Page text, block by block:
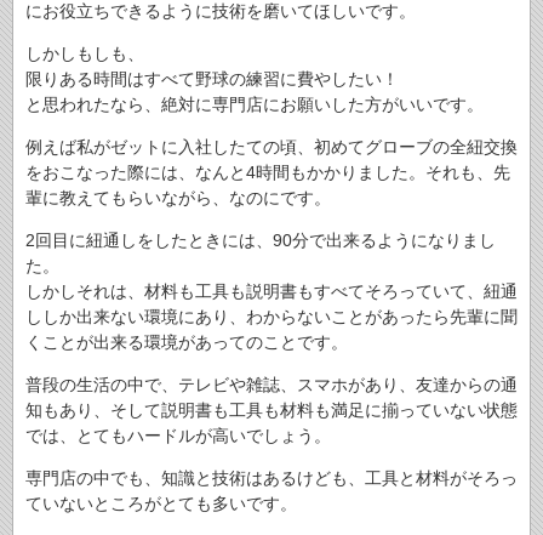
にお役立ちできるように技術を磨いてほしいです。
しかしもしも、
限りある時間はすべて野球の練習に費やしたい！
と思われたなら、絶対に専門店にお願いした方がいいです。
例えば私がゼットに入社したての頃、初めてグローブの全紐交換
をおこなった際には、なんと4時間もかかりました。それも、先
輩に教えてもらいながら、なのにです。
2回目に紐通しをしたときには、90分で出来るようになりまし
た。
しかしそれは、材料も工具も説明書もすべてそろっていて、紐通
ししか出来ない環境にあり、わからないことがあったら先輩に聞
くことが出来る環境があってのことです。
普段の生活の中で、テレビや雑誌、スマホがあり、友達からの通
知もあり、そして説明書も工具も材料も満足に揃っていない状態
では、とてもハードルが高いでしょう。
専門店の中でも、知識と技術はあるけども、工具と材料がそろっ
ていないところがとても多いです。